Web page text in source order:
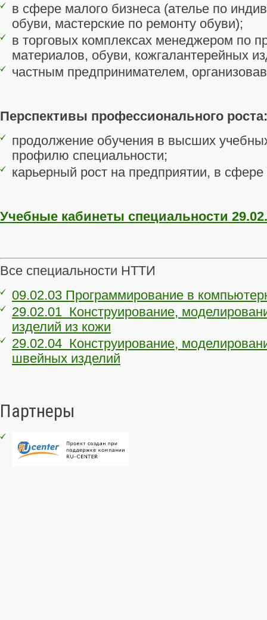
в сфере малого бизнеса (ателье по
обуви, мастерские по ремонту обуви);
в торговых комплексах менеджером по
материалов, обуви, кожгалантерейных
частным предпринимателем,
Перспективы профессионального роста:
продолжение обучения в высших
профилю специальности;
карьерный рост на предприятии, в сфере
Учебные кабинеты специальности
Все специальности НТТИ
09.02.03 Программирование в
29.02.01 Конструирование,
изделий из кожи
29.02.04 Конструирование,
швейных изделий
Партнеры